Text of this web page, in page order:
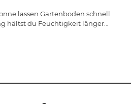
lassen Gartenboden schnell
hältst du Feuchtigkeit länger…